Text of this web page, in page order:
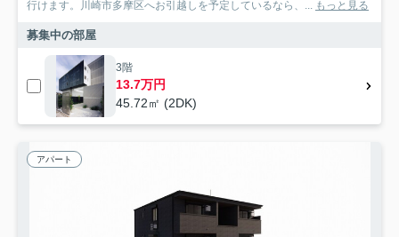
行けます。川崎市多摩区へお引越しを予定しているなら、... もっと見る
募集中の部屋
3階
13.7万円
45.72㎡ (2DK)
アパート